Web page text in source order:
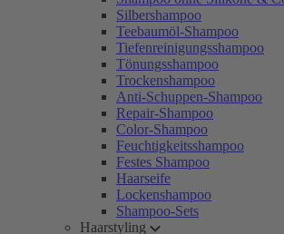
Silbershampoo
Teebaumöl-Shampoo
Tiefenreinigungsshampoo
Tönungsshampoo
Trockenshampoo
Anti-Schuppen-Shampoo
Repair-Shampoo
Color-Shampoo
Feuchtigkeitsshampoo
Festes Shampoo
Haarseife
Lockenshampoo
Shampoo-Sets
Haarstyling